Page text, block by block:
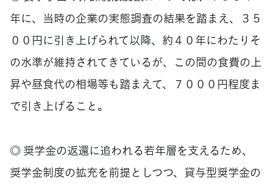
年に、当時の企業の実態調査の結果を踏まえ、３５
００円に引き上げられて以降、約４０年にわたりそ
の水準が維持されてきているが、この間の食費の上
昇や昼食代の相場等も踏まえて、７０００円程度ま
で引き上げること。
◎ 奨学金の返還に追われる若年層を支えるため、
奨学金制度の拡充を前提としつつ、貸与型奨学金の